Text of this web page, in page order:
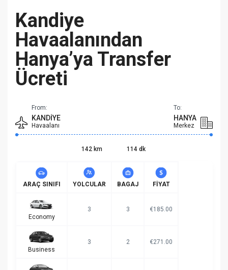
Kandiye
Havaalanından
Hanya’ya Transfer
Ücreti
From:
KANDIYE
Havaalanı
To:
HANYA
Merkez
142 km 114 dk
ARAÇ SINIFI YOLCULAR BAGAJ FIYAT
Economy
3 3 €185.00
Business
3 2 €271.00